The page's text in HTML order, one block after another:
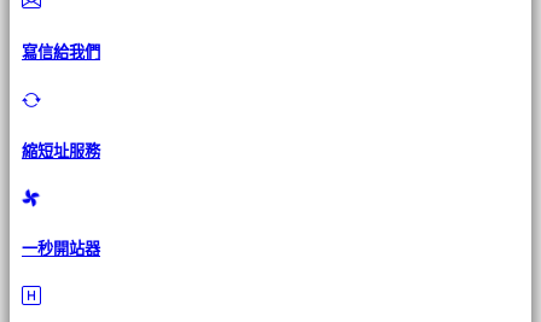
寫信給我們
縮短址服務
一秒開站器